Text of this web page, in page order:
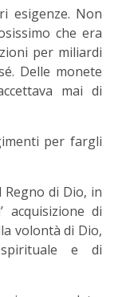
esigenze. Non
che era
per miliardi
Delle monete
mai di
per fargli
di Dio, in
di
volontà di Dio,
e di